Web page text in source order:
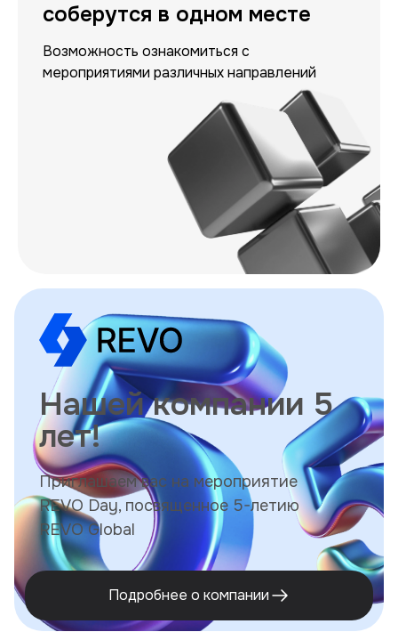
соберутся в одном месте
Возможность ознакомиться с
мероприятиями различных направлений
Нашей компании 5
лет!
Приглашаем вас на мероприятие
REVO Day, посвященное 5-летию
REVO Global
Подробнее о компании